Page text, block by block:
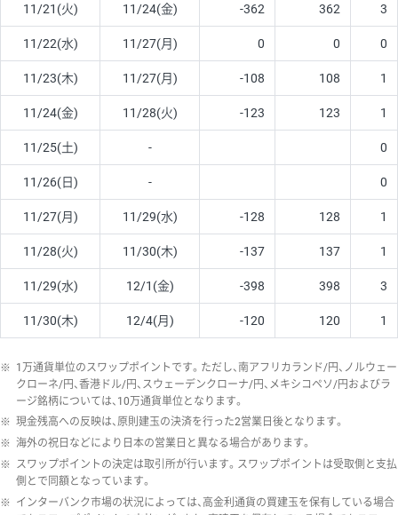
11/21(火) 11/24(金) -362 362 3
11/22(水) 11/27(月) 0 0 0
11/23(木) 11/27(月) -108 108 1
11/24(金) 11/28(火) -123 123 1
11/25(土) - 0
11/26(日) - 0
11/27(月) 11/29(水) -128 128 1
11/28(火) 11/30(木) -137 137 1
11/29(水) 12/1(金) -398 398 3
11/30(木) 12/4(月) -120 120 1
※ 1万通貨単位のスワップポイントです。ただし、南アフリカランド/円、ノルウェー
クローネ/円、香港ドル/円、スウェーデンクローナ/円、メキシコペソ/円およびラ
ージ銘柄については、10万通貨単位となります。
※ 現金残高への反映は、原則建玉の決済を行った2営業日後となります。
※ 海外の祝日などにより日本の営業日と異なる場合があります。
※ スワップポイントの決定は取引所が行います。スワップポイントは受取側と支払
側とで同額となっています。
※ インターバンク市場の状況によっては、高金利通貨の買建玉を保有している場合